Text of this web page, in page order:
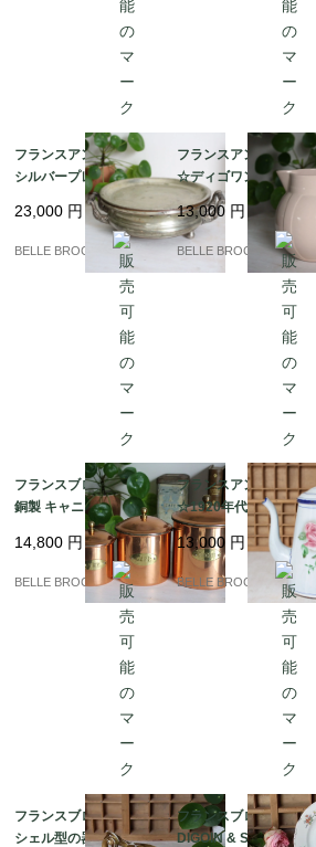
フランスアンティーク/
シルバープレート☆華
麗な装飾ハンドル付き
保温ディッシュ（フー
ドウォーマー）｜フラ
ンス発送（到着まで2-3
23,000 円
BELLE BROCANTE
フランスアンティーク
☆ディゴワン サルグミ
ーヌ ピッチャー |Digoi
n & Sarreguemines パ
ンプキン型 パウダーピ
ンク｜フランス発送
（到着まで2-3週間）
13,000 円
BELLE BROCANTE
フランスブロカント |
銅製 キャニスター3点
セット (THÉ / CAFÉ / S
UCRE) | ヴィンテージ
雑貨｜フランス発送
（到着まで2-3週間）
14,800 円
BELLE BROCANTE
フランスアンティーク
☆1920年代 Japy La R
ose ホーロー コーヒー
ポット、シャビーシッ
クスタイル｜フランス
発送（到着まで2-3週
13,000 円
BELLE BROCANTE
フランスブロカント★
シェル型の器 ハンド
フランスブロカント★
DIGOIN & SARREGUE